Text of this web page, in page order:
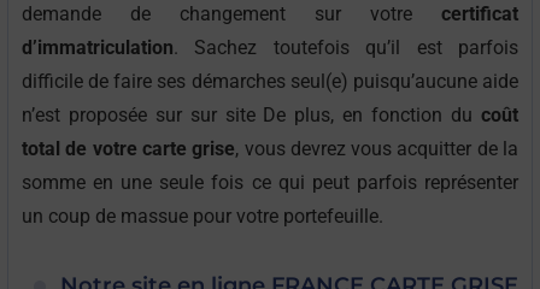
demande de changement sur votre certificat
d’immatriculation. Sachez toutefois qu’il est parfois
difficile de faire ses démarches seul(e) puisqu’aucune aide
n’est proposée sur sur site De plus, en fonction du coût
total de votre carte grise, vous devrez vous acquitter de la
somme en une seule fois ce qui peut parfois représenter
un coup de massue pour votre portefeuille.